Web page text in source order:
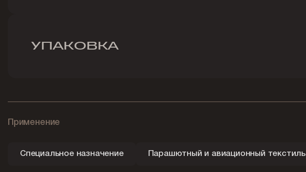
УПАКОВКА
Применение
Специальное назначение Парашютный и авиационный текстиль